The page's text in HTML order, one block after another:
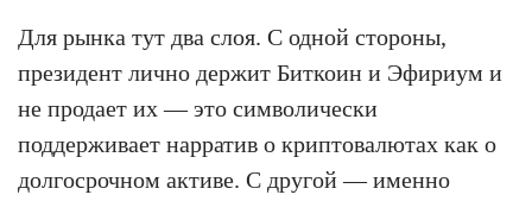
Для рынка тут два слоя. С одной стороны,
президент лично держит Биткоин и Эфириум и
не продает их — это символически
поддерживает нарратив о криптовалютах как о
долгосрочном активе. С другой — именно